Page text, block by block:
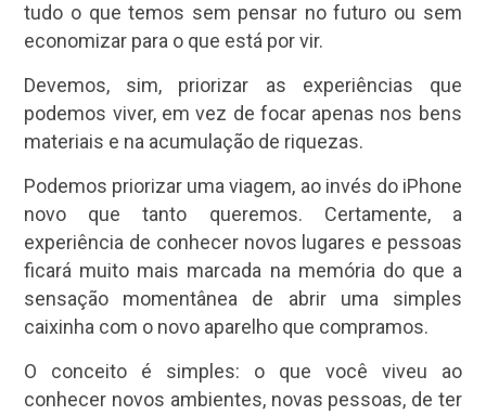
tudo o que temos sem pensar no futuro ou sem
economizar para o que está por vir.
Devemos, sim, priorizar as experiências que
podemos viver, em vez de focar apenas nos bens
materiais e na acumulação de riquezas.
Podemos priorizar uma viagem, ao invés do iPhone
novo que tanto queremos. Certamente, a
experiência de conhecer novos lugares e pessoas
ficará muito mais marcada na memória do que a
sensação momentânea de abrir uma simples
caixinha com o novo aparelho que compramos.
O conceito é simples: o que você viveu ao
conhecer novos ambientes, novas pessoas, de ter